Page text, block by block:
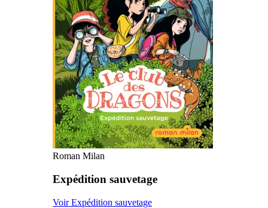
Roman Milan
Expédition sauvetage
Voir Expédition sauvetage